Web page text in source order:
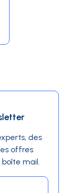
des
offres
mail.